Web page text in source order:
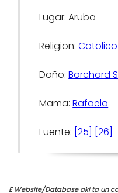
Lugar: Aruba
Religion:Catolico
Doño:Borchard
Mama:Rafaela
Fuente: [25] [26]
E Website/Database aki ta un